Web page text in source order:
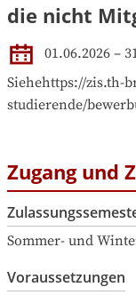
die nicht
01.06.2026 –
Siehehttps://zis.th-
studierende/
Zugang und
Sommer- und
Voraussetzungen